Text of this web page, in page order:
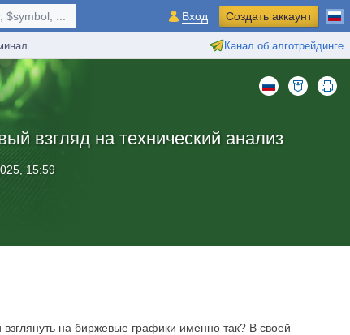
Канал об алготрейдинге
$symbol, ... Вход Создать аккаунт
взгляд на технический анализ
15:59
на биржевые графики именно так? В своей